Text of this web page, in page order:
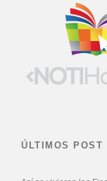
ÚLTIMOS POST